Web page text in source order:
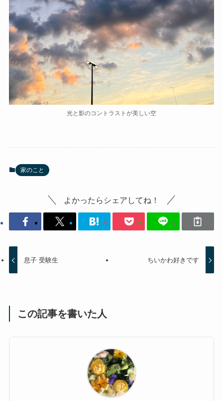
光と影のコントラストが美しい空
家のこと
よかったらシェアしてね！
息子 受験生 ちいかわ好きです
この記事を書いた人